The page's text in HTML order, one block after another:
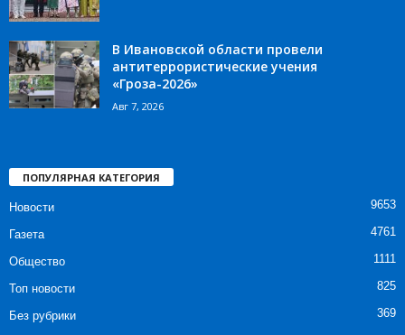
В Ивановской области провели
антитеррористические учения
«Гроза-2026»
Авг 7, 2026
ПОПУЛЯРНАЯ КАТЕГОРИЯ
Новости 9653
Газета 4761
Общество 1111
Топ новости 825
Без рубрики
369